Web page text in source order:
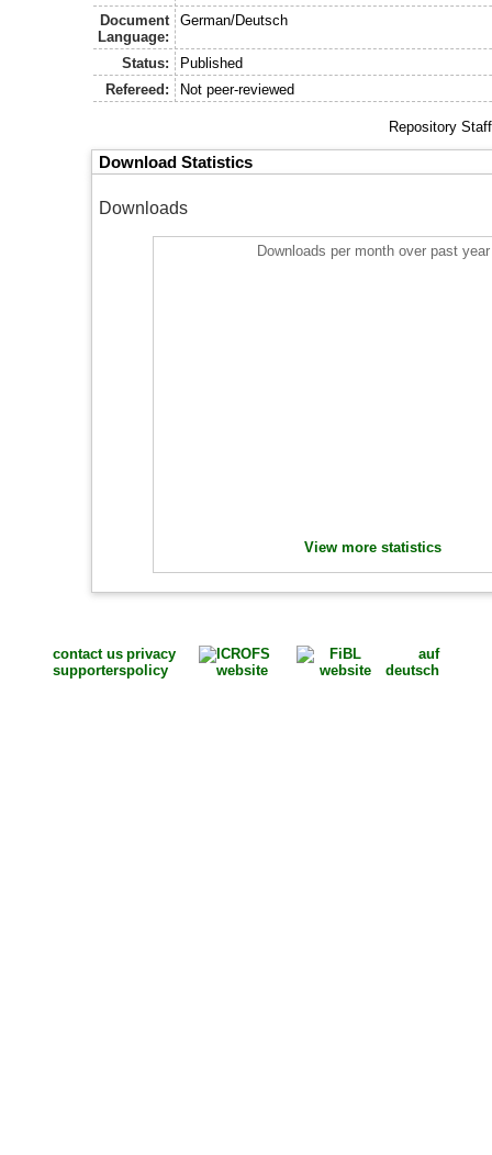
Document
Language:
German/Deutsch
Status:
Published
Refereed:
Not peer-reviewed
Repository
Download Statistics
Downloads
Downloads per month over past year
View more statistics
contact us
supporters
privacy
policy
auf
deutsch